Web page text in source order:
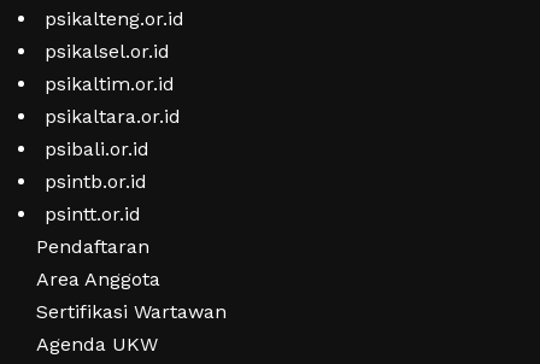
psikalteng.or.id
psikalsel.or.id
psikaltim.or.id
psikaltara.or.id
psibali.or.id
psintb.or.id
psintt.or.id
Pendaftaran
Area Anggota
Sertifikasi Wartawan
Agenda UKW